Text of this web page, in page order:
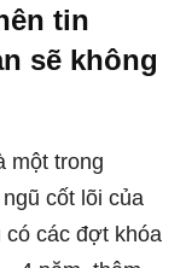
tin
sẽ không
một trong
cốt lõi của
có các đợt khóa